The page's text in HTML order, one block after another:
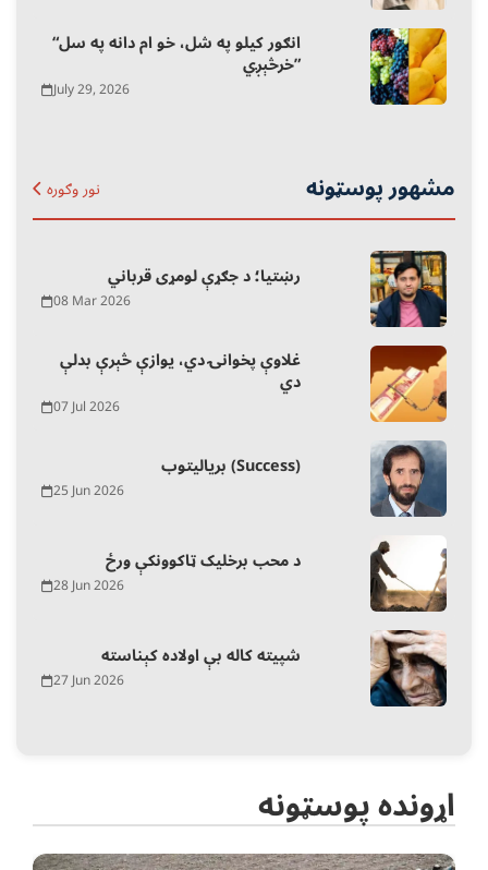
“انګور کیلو په شل، خو ام دانه په سل
خرڅېږي”
July 29, 2026
مشهور پوسټونه نور وګوره
رښتیا؛ د جګړې لومړی قرباني
08 Mar 2026
غلاوې پخوانۍ دي، یوازې څېرې بدلې
دي
07 Jul 2026
بریالیتوب (Success)
25 Jun 2026
د محب برخلیک ټاکوونکې ورځ
28 Jun 2026
شپیته کاله بې اولاده کېناسته
27 Jun 2026
اړونده پوسټونه